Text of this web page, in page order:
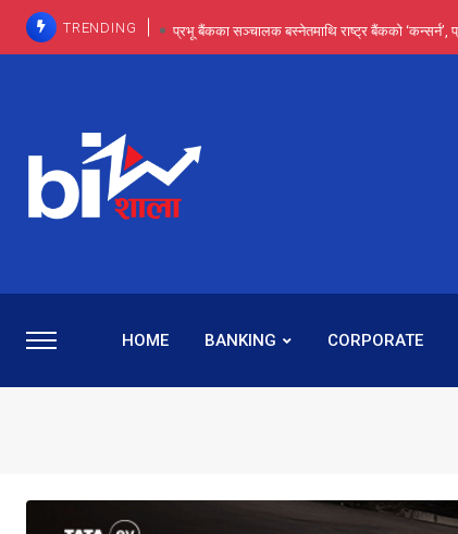
TRENDING प्रभू बैंकका सञ्चालक बस्नेतमाथि राष्ट्र बैंकको
प्रभू बैंकमा सेञ्चुरीबाट आएका कर्मचारीमाथि हदैसम्मको
कमाइमा गरिमाको दमदार छलाङ,
प्रभु बैंकमा रमिता : सर्वसाधारणबाट छिरेका
HOME BANKING CORPORATE